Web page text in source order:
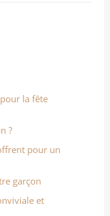
la fête
?
pour un
garçon
et